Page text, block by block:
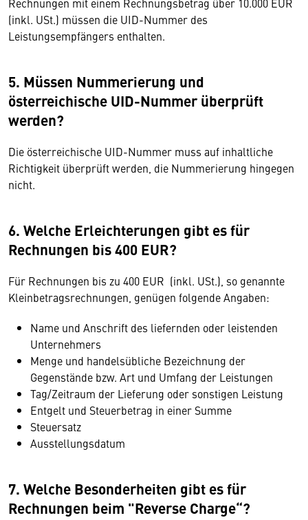
(inkl. USt.) müssen die UID-Nummer des
Leistungsempfängers enthalten.
5. Müssen Nummerierung und
österreichische UID-Nummer überprüft
werden?
Die österreichische UID-Nummer muss auf inhaltliche
Richtigkeit überprüft werden, die Nummerierung hingegen
nicht.
6. Welche Erleichterungen gibt es für
Rechnungen bis 400 EUR?
Für Rechnungen bis zu 400 EUR (inkl. USt.), so genannte
Kleinbetragsrechnungen, genügen folgende Angaben:
Name und Anschrift des liefernden oder leistenden
Unternehmers
Menge und handelsübliche Bezeichnung der
Gegenstände bzw. Art und Umfang der Leistungen
Tag/Zeitraum der Lieferung oder sonstigen Leistung
Entgelt und Steuerbetrag in einer Summe
Steuersatz
Ausstellungsdatum
7. Welche Besonderheiten gibt es für
Rechnungen beim "Reverse Charge“?